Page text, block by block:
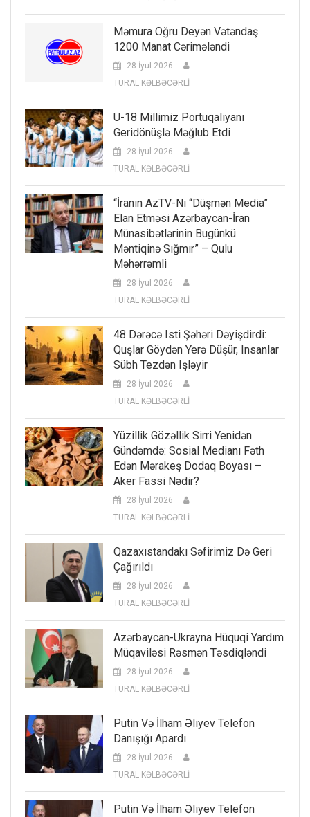
Məmura Oğru Deyən Vətəndaş
1200 Manat Cərimələndi
28 İyul 2026
TURAL KƏLBƏCƏRLİ
U-18 Millimiz Portuqaliyanı
Geridönüşlə Məğlub Etdi
28 İyul 2026
TURAL KƏLBƏCƏRLİ
“İranın AzTV-Ni “düşmən Media”
Elan Etməsi Azərbaycan-İran
Münasibətlərinin Bugünkü
Məntiqinə Sığmır” – Qulu
Məhərrəmli
28 İyul 2026
TURAL KƏLBƏCƏRLİ
48 Dərəcə Isti Şəhəri Dəyişdirdi:
Quşlar Göydən Yerə Düşür, Insanlar
Sübh Tezdən Işləyir
28 İyul 2026
TURAL KƏLBƏCƏRLİ
Yüzillik Gözəllik Sirri Yenidən
Gündəmdə: Sosial Medianı Fəth
Edən Mərakeş Dodaq Boyası –
Aker Fassi Nədir?
28 İyul 2026
TURAL KƏLBƏCƏRLİ
Qazaxıstandakı Səfirimiz Də Geri
Çağırıldı
28 İyul 2026
TURAL KƏLBƏCƏRLİ
Azərbaycan-Ukrayna Hüquqi Yardım
Müqaviləsi Rəsmən Təsdiqləndi
28 İyul 2026
TURAL KƏLBƏCƏRLİ
Putin Və İlham Əliyev Telefon
Danışığı Apardı
28 İyul 2026
TURAL KƏLBƏCƏRLİ
Putin Və İlham Əliyev Telefon